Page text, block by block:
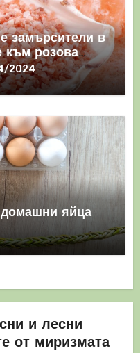
замърсители в
към розова
2024
домашни яйца
и лесни
от миризмата